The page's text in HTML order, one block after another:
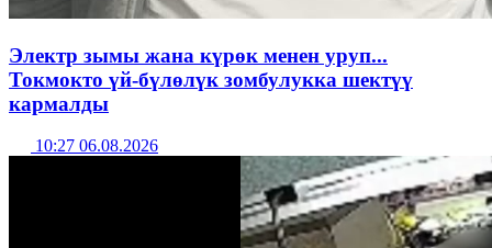
Электр зымы жана күрөк менен уруп...
Токмокто үй-бүлөлүк зомбулукка шектүү
кармалды
10:27 06.08.2026